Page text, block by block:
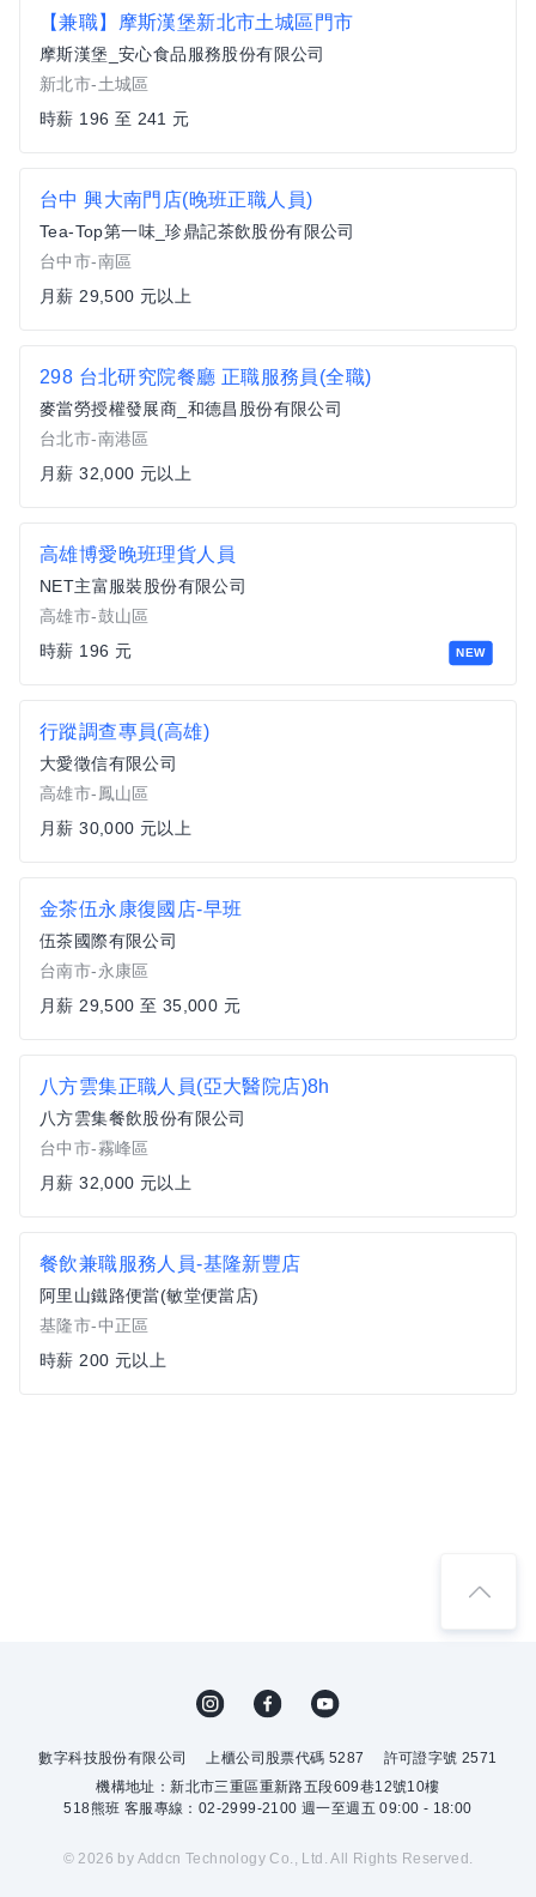
【兼職】摩斯漢堡新北市土城區門市
摩斯漢堡_安心食品服務股份有限公司
新北市-土城區
時薪 196 至 241 元
台中 興大南門店(晚班正職人員)
Tea-Top第一味_珍鼎記茶飲股份有限公司
台中市-南區
月薪 29,500 元以上
298 台北研究院餐廳 正職服務員(全職)
麥當勞授權發展商_和德昌股份有限公司
台北市-南港區
月薪 32,000 元以上
NEW
高雄博愛晚班理貨人員
NET主富服裝股份有限公司
高雄市-鼓山區
時薪 196 元
行蹤調查專員(高雄)
大愛徵信有限公司
高雄市-鳳山區
月薪 30,000 元以上
金茶伍永康復國店-早班
伍茶國際有限公司
台南市-永康區
月薪 29,500 至 35,000 元
八方雲集正職人員(亞大醫院店)8h
八方雲集餐飲股份有限公司
台中市-霧峰區
月薪 32,000 元以上
餐飲兼職服務人員-基隆新豐店
阿里山鐵路便當(敏堂便當店)
基隆市-中正區
時薪 200 元以上
數字科技股份有限公司 上櫃公司股票代碼 5287
許可證字號 2571
機構地址：新北市三重區重新路五段609巷12號10樓
518熊班 客服專線：02-2999-2100 週一至週五 09:00 - 18:00
© 2026 by Addcn Technology Co., Ltd. All Rights Reserved.